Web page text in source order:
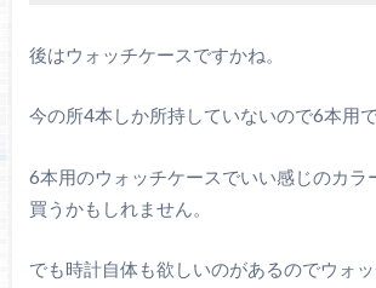
後はウォッチケースですかね。
今の所4本しか所持していないので6本用で
6本用のウォッチケースでいい感じのカラ
買うかもしれません。
でも時計自体も欲しいのがあるのでウォ